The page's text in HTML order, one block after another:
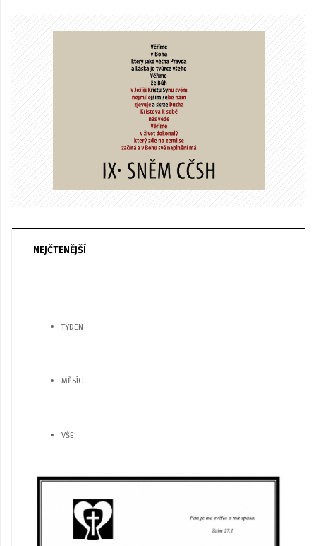
NEJČTENĚJŠÍ
TÝDEN
MĚSÍC
VŠE